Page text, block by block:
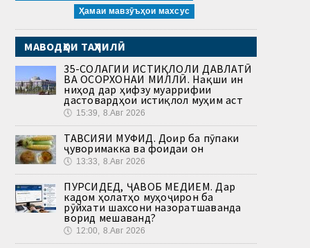
Ҳамаи мавзӯъҳои махсус
МАВОДҲОИ ТАҲЛИЛӢ
35-СОЛАГИИ ИСТИҚЛОЛИ ДАВЛАТӢ
ВА ОСОРХОНАИ МИЛЛӢ. Нақши ин
ниҳод дар ҳифзу муаррифии
дастовардҳои истиқлол муҳим аст
🕔 15:39, 8.Авг 2026
ТАВСИЯИ МУФИД. Доир ба пӯпаки
ҷуворимакка ва фоидаи он
🕔 13:33, 8.Авг 2026
ПУРСИДЕД, ҶАВОБ МЕДИҲЕМ. Дар
кадом ҳолатҳо муҳоҷирон ба
рӯйхати шахсони назоратшаванда
ворид мешаванд?
🕔 12:00, 8.Авг 2026